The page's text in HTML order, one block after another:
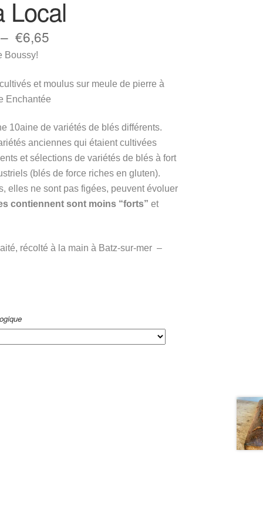
Local
€6,65Plage
prix :
€4,20
à
€6,65
Boussy!
et moulus sur meule de pierre à
Enchantée
10aine de variétés de blés différents.
anciennes qui étaient cultivées
et sélections de variétés de blés à fort
(blés de force riches en gluten).
elles ne sont pas figées, peuvent évoluer
contiennent sont moins “forts” et
récolté à la main à Batz-sur-mer –